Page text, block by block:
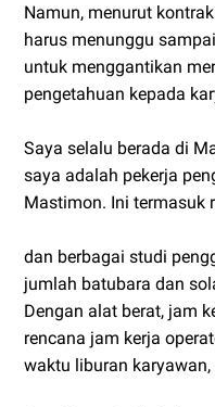
Namun, menurut
harus menunggu
untuk menggantikan
pengetahuan kepada
Saya selalu berada di
saya adalah pekerja
Mastimon. Ini termasuk
dan berbagai studi
jumlah batubara dan
Dengan alat berat, jam
rencana jam kerja
waktu liburan karyawan,